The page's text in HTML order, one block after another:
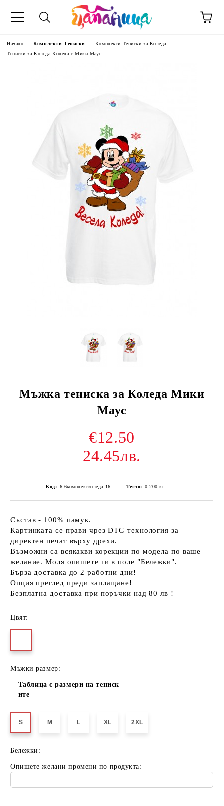
Начало Комплекти Тениски
Комплекти Тениски за Коледа
Тениски за Коледа Коледа с Мики Маус
Мъжка тениска за Коледа Мики
Маус
€12.50
24.45лв.
Код: 6-6комплектколеда-16 Тегло: 0.200 кг
Състав - 100% памук.
Картинката се прави чрез DTG технология за
директен печат върху дрехи.
Възможни са всякакви корекции по модела по ваше
желание. Моля опишете ги в поле "Бележки".
Бърза доставка до 2 работни дни!
Опция преглед преди заплащане!
Безплатна доставка при поръчки над 80 лв !
Цвят:
Мъжки размер:
Таблица с размери на тениск
ите
S M L XL 2XL
Бележки:
Опишете желани промени по продукта: